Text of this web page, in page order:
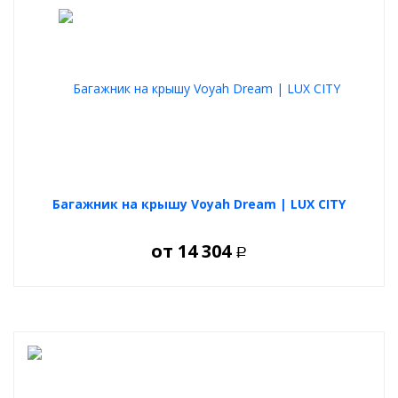
Максимальная допустимая нагрузка на багажник 100 кг.
Багажник на крышу Voyah Dream | LUX CITY
от 14 304 Р